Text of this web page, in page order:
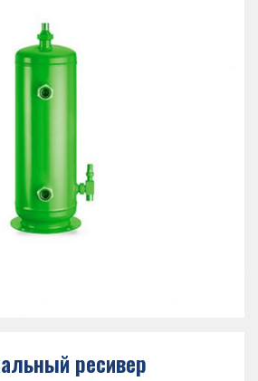
ресивер